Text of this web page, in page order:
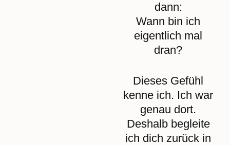
dann:
Wann bin ich
eigentlich mal
dran?
Dieses Gefühl
kenne ich. Ich war
genau dort.
Deshalb begleite
ich dich zurück in